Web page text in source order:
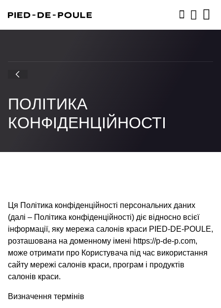
ПОЛІТИКА
КОНФІДЕНЦІЙНОСТІ
Ця Політика конфіденційності персональних даних
(далі – Політика конфіденційності) діє відносно всієї
інформації, яку мережа салонів краси PIED-DE-POULE,
розташована на доменному імені https://p-de-p.com,
може отримати про Користувача під час використання
сайту мережі салонів краси, програм і продуктів
салонів краси.
Визначення термінів